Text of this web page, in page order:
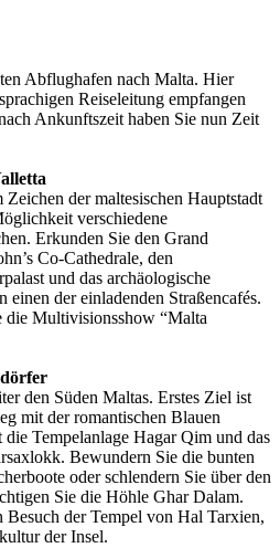
Abflughafen nach Malta. Hier
Reiseleitung empfangen
Ankunftszeit haben Sie nun Zeit
der maltesischen Hauptstadt
verschiedene
Erkunden Sie den Grand
Co-Cathedrale, den
und das archäologische
der einladenden Straßencafés.
die Multivisionsshow “Malta
den Süden Maltas. Erstes Ziel ist
mit der romantischen Blauen
Tempelanlage Hagar Qim und das
Bewundern Sie die bunten
oder schlendern Sie über den
Sie die Höhle Ghar Dalam.
Besuch der Tempel von Hal Tarxien,
der Insel.